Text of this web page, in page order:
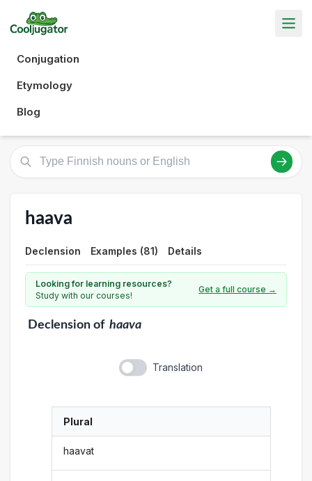
Conjugation
Etymology
Blog
haava
Declension Examples (81) Details
Looking for learning resources?
Study with our courses!
Get a full course →
Declensionof haava
Translation
Plural
haavat